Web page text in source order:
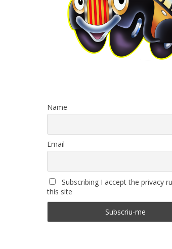
Name
Email
Subscribing I accept the privacy
this site